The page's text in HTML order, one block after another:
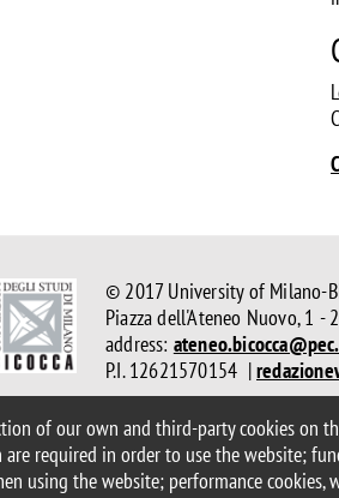
of our own and third-party cookies on
are required in order to use the website;
using the website; performance cookies,
© 2017 University of Milano-
Piazza dell'Ateneo Nuovo, 1 -
address:
P.I. 12621570154 |
notices Privacy and cookie policy
di accesso
Change your mind on